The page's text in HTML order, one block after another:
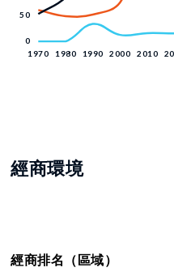
經商環境
經商排名（區域）